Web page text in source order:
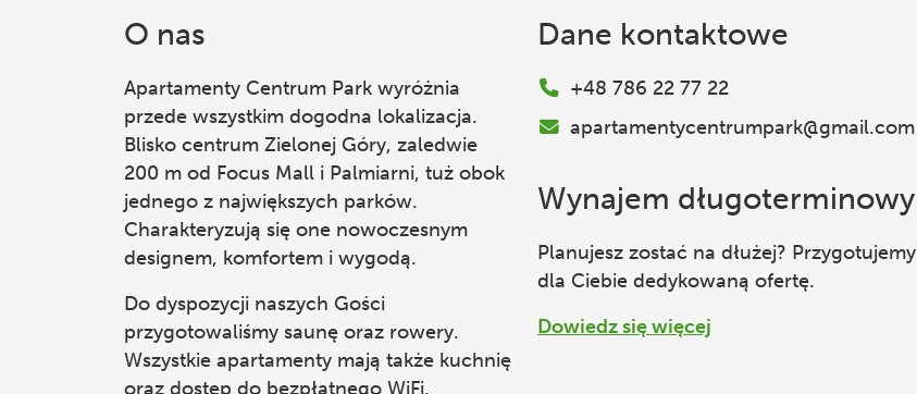
O nas
Apartamenty Centrum Park wyróżnia
przede wszystkim dogodna lokalizacja.
Blisko centrum Zielonej Góry, zaledwie
200 m od Focus Mall i Palmiarni, tuż obok
jednego z największych parków.
Charakteryzują się one nowoczesnym
designem, komfortem i wygodą.
Do dyspozycji naszych Gości
przygotowaliśmy saunę oraz rowery.
Wszystkie apartamenty mają także kuchnię
oraz dostęp do bezpłatnego WiFi.
Dane kontaktowe
+48 786 22 77 22
apartamentycentrumpark@gmail.com
Wynajem długoterminowy
Planujesz zostać na dłużej? Przygotujemy
dla Ciebie dedykowaną ofertę.
Dowiedz się więcej